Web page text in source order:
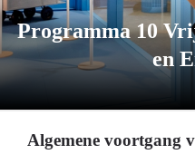
Programma 10
en
Algemene voortgang